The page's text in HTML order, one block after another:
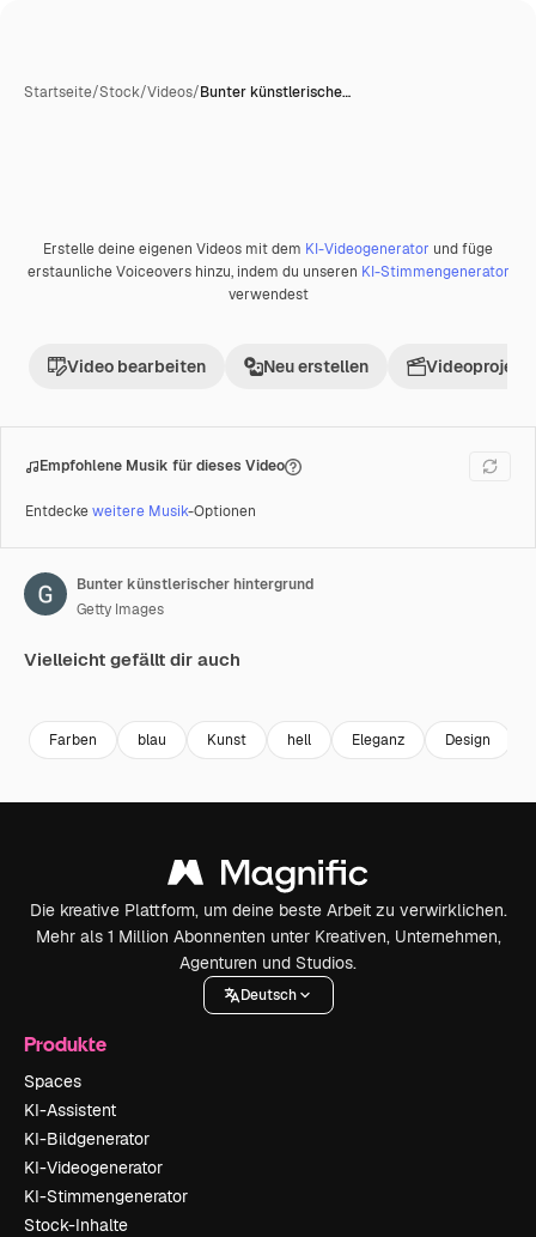
Startseite/Stock/Videos/Bunter künstlerische…
Premium
Erstelle deine eigenen Videos mit dem KI-Videogenerator und füge
erstaunliche Voiceovers hinzu, indem du unseren KI-Stimmengenerator
verwendest
Video bearbeiten Neu erstellen Videoprojekt
Empfohlene Musik für dieses Video
Entdeckeweitere Musik-Optionen
Bunter künstlerischer hintergrund
Getty Images
Vielleicht gefällt dir auch
Farben blau Kunst hell Eleganz Design
Die kreative Plattform, um deine beste Arbeit zu verwirklichen.
Mehr als 1 Million Abonnenten unter Kreativen, Unternehmen,
Agenturen und Studios.
Deutsch
Produkte
Spaces
KI-Assistent
KI-Bildgenerator
KI-Videogenerator
KI-Stimmengenerator
Stock-Inhalte